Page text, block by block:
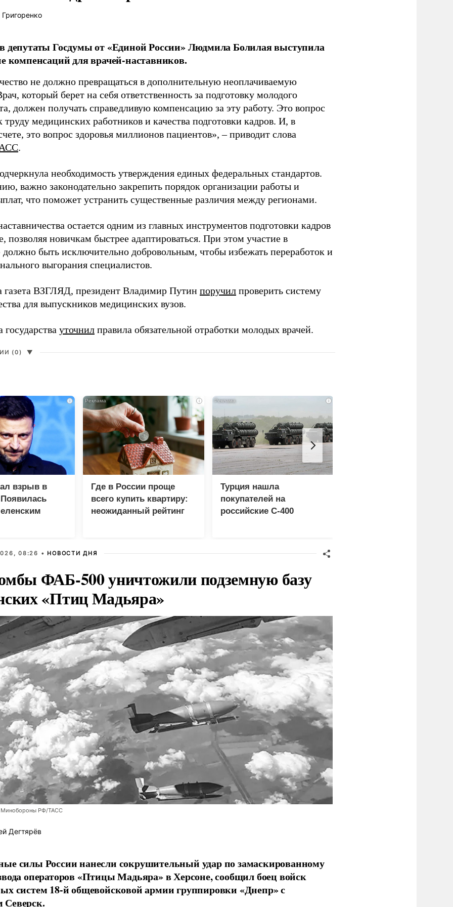
депутаты Госдумы от «Единой России» Людмила Болилая выступила
компенсаций для врачей-наставников.
не должно превращаться в дополнительную неоплачиваемую
который берет на себя ответственность за подготовку молодого
должен получать справедливую компенсацию за эту работу. Это вопрос
труду медицинских работников и качества подготовки кадров. И, в
это вопрос здоровья миллионов пациентов», – приводит слова
.
необходимость утверждения единых федеральных стандартов.
важно законодательно закрепить порядок организации работы и
что поможет устранить существенные различия между регионами.
остается одним из главных инструментов подготовки кадров
позволяя новичкам быстрее адаптироваться. При этом участие в
быть исключительно добровольным, чтобы избежать переработок и
выгорания специалистов.
газета ВЗГЛЯД, президент Владимир Путин поручил проверить систему
для выпускников медицинских вузов.
государства уточнил правила обязательной отработки молодых врачей.
(0) ▼
i
взрыв в
i
Где в России проще
всего купить квартиру:
неожиданный рейтинг
i
Турция нашла
покупателей на
российские C-400
08:26 • НОВОСТИ ДНЯ
ФАБ-500 уничтожили подземную базу
«Птиц Мадьяра»
Минобороны РФ/ТАСС
Дегтярёв
силы России нанесли сокрушительный удар по замаскированному
операторов «Птицы Мадьяра» в Херсоне, сообщил боец войск
систем 18-й общевойсковой армии группировки «Днепр» с